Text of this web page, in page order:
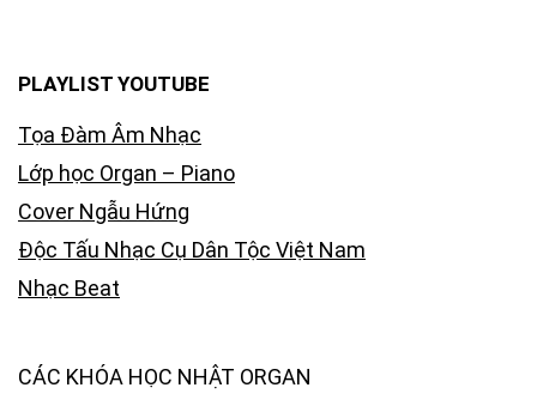
PLAYLIST YOUTUBE
Tọa Đàm Âm Nhạc
Lớp học Organ – Piano
Cover Ngẫu Hứng
Độc Tấu Nhạc Cụ Dân Tộc Việt Nam
Nhạc Beat
CÁC KHÓA HỌC NHẬT ORGAN